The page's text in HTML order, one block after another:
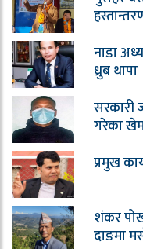
नाडा
ध्रुब थापा
सरकारी
गरेका
प्रमुख
शंकर
दाङमा